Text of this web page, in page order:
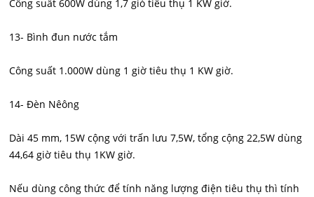
Công suất 600W dùng 1,7 giò tiêu thụ 1 KW giờ.
13- Bình đun nước tắm
Công suất 1.000W dùng 1 giờ tiêu thụ 1 KW giờ.
14- Đèn Nêông
Dài 45 mm, 15W cộng với trấn lưu 7,5W, tổng cộng 22,5W dùng
44,64 giờ tiêu thụ 1KW giờ.
Nếu dùng công thức để tính năng lượng điện tiêu thụ thì tính